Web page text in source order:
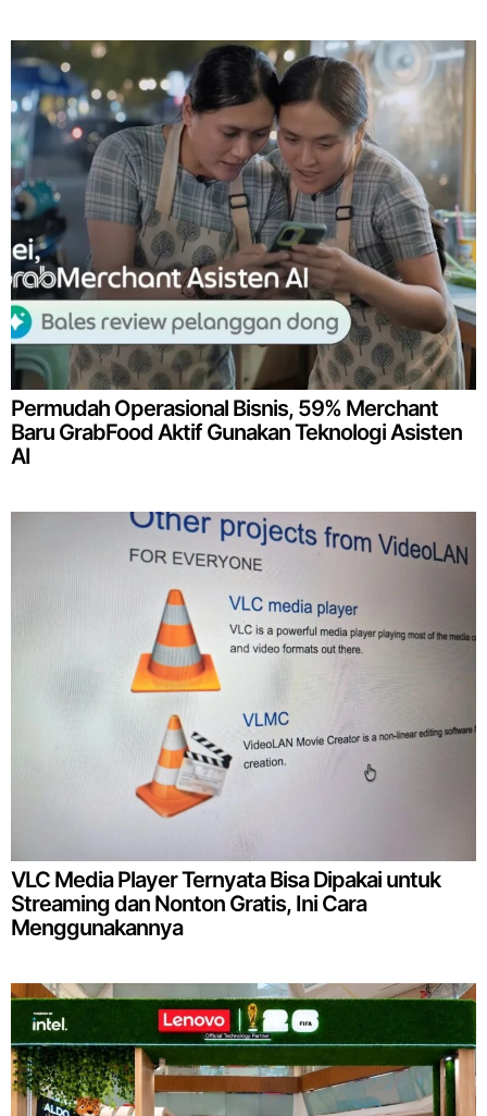
Permudah Operasional Bisnis, 59% Merchant
Baru GrabFood Aktif Gunakan Teknologi Asisten
AI
VLC Media Player Ternyata Bisa Dipakai untuk
Streaming dan Nonton Gratis, Ini Cara
Menggunakannya